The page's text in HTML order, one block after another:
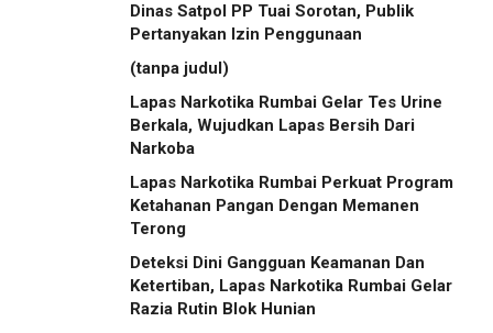
Dinas Satpol PP Tuai Sorotan, Publik
Pertanyakan Izin Penggunaan
(tanpa judul)
Lapas Narkotika Rumbai Gelar Tes Urine
Berkala, Wujudkan Lapas Bersih Dari
Narkoba
Lapas Narkotika Rumbai Perkuat Program
Ketahanan Pangan Dengan Memanen
Terong
Deteksi Dini Gangguan Keamanan Dan
Ketertiban, Lapas Narkotika Rumbai Gelar
Razia Rutin Blok Hunian